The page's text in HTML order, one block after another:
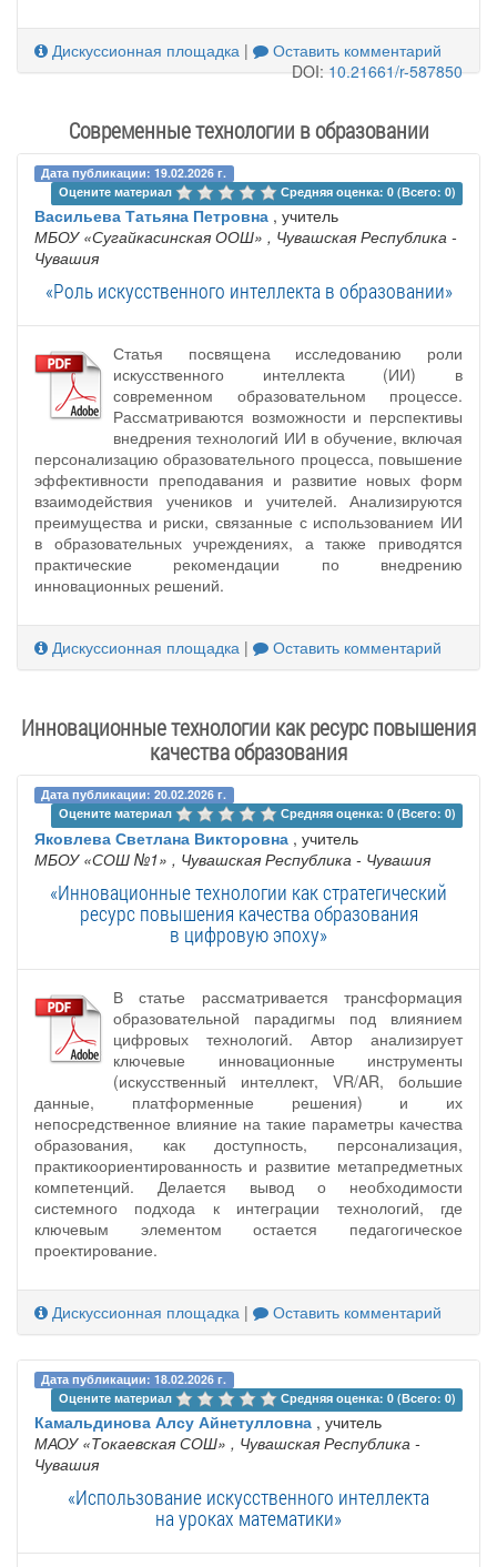
Дискуссионная площадка |
Оставить комментарий
DOI:10.21661/r-587850
Современные технологии в образовании
Дата публикации: 19.02.2026 г.
Оцените материал
Средняя оценка: 0 (Всего: 0)
Васильева Татьяна Петровна , учитель
МБОУ «Сугайкасинская ООШ» , Чувашская Республика -
Чувашия
«Роль искусственного интеллекта в образовании»
Статья посвящена исследованию роли
искусственного интеллекта (ИИ) в
современном образовательном процессе.
Рассматриваются возможности и перспективы
внедрения технологий ИИ в обучение, включая
персонализацию образовательного процесса, повышение
эффективности преподавания и развитие новых форм
взаимодействия учеников и учителей. Анализируются
преимущества и риски, связанные с использованием ИИ
в образовательных учреждениях, а также приводятся
практические рекомендации по внедрению
инновационных решений.
Дискуссионная площадка | Оставить комментарий
Инновационные технологии как ресурс повышения
качества образования
Дата публикации: 20.02.2026 г.
Оцените материал
Средняя оценка: 0 (Всего: 0)
Яковлева Светлана Викторовна , учитель
МБОУ «СОШ №1» , Чувашская Республика - Чувашия
«Инновационные технологии как стратегический
ресурс повышения качества образования
в цифровую эпоху»
В статье рассматривается трансформация
образовательной парадигмы под влиянием
цифровых технологий. Автор анализирует
ключевые инновационные инструменты
(искусственный интеллект, VR/AR, большие
данные, платформенные решения) и их
непосредственное влияние на такие параметры качества
образования, как доступность, персонализация,
практикоориентированность и развитие метапредметных
компетенций. Делается вывод о необходимости
системного подхода к интеграции технологий, где
ключевым элементом остается педагогическое
проектирование.
Дискуссионная площадка | Оставить комментарий
Дата публикации: 18.02.2026 г.
Оцените материал
Средняя оценка: 0 (Всего: 0)
Камальдинова Алсу Айнетулловна , учитель
МАОУ «Токаевская СОШ» , Чувашская Республика -
Чувашия
«Использование искусственного интеллекта
на уроках математики»